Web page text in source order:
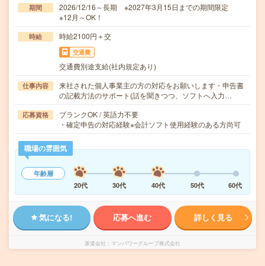
期間
2026/12/16～長期 ※2027年3月15日までの期間限定
※12月～OK！
時給 時給2100円＋交
交通費
交通費別途支給(社内規定あり)
仕事内容
来社された個人事業主の方の対応をお願いします・申告書
の記載方法のサポート(話を聞きつつ、ソフトへ入力…
応募資格
ブランクOK / 英語力不要
・確定申告の対応経験※会計ソフト使用経験のある方尚可
職場の雰囲気
年齢層
20代
30代 40代 50代 60代
気になる! 応募へ進む 詳しく見る
派遣会社 マンパワーグループ株式会社